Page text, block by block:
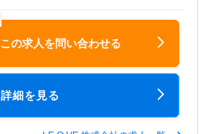
この求人を問い合わせる
詳細を見る